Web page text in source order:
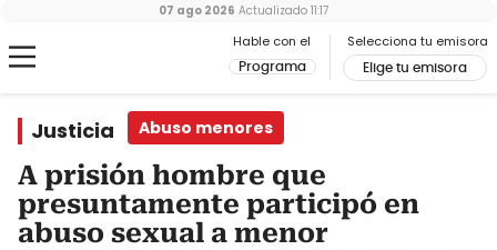
Hable con el
Programa
Selecciona tu emisora
Elige tu emisora
07 ago 2026 Actualizado 11:17
Justicia Abuso menores
A prisión hombre que
presuntamente participó en
abuso sexual a menor